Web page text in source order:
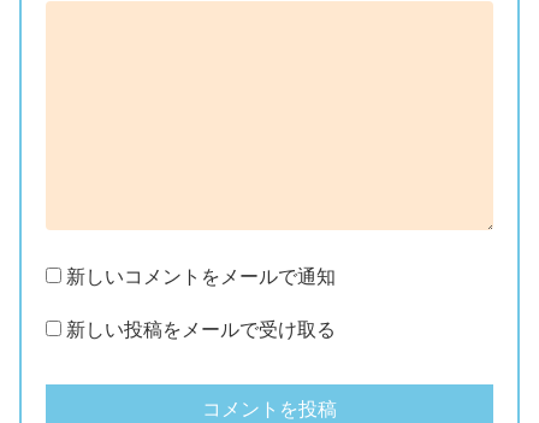
新しいコメントをメールで通知
新しい投稿をメールで受け取る